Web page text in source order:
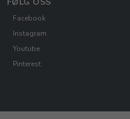
Facebook
Instagram
Youtube
Pinterest